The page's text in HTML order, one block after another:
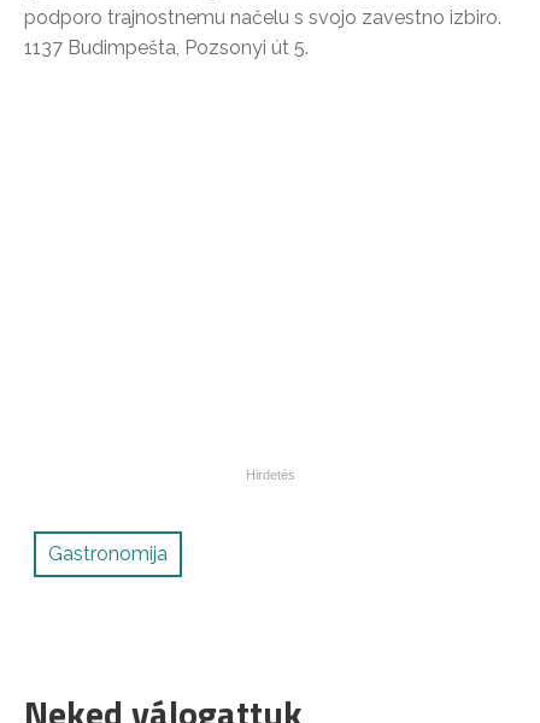
podporo trajnostnemu načelu s svojo zavestno izbiro.
1137 Budimpešta, Pozsonyi út 5.
Gastronomija